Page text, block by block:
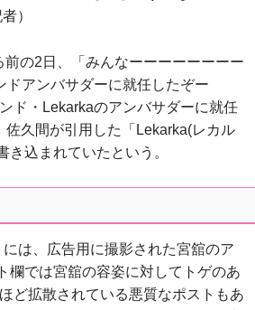
）
の2日、「みんなーーーーーーーー
アンバサダーに就任したぞー
ド・Lekarkaのアンバサダーに就任
久間が引用した「Lekarka(レカル
込まれていたという。
は、広告用に撮影された宮舘のア
欄では宮舘の容姿に対してトゲのあ
ど拡散されている悪質なポストもあ